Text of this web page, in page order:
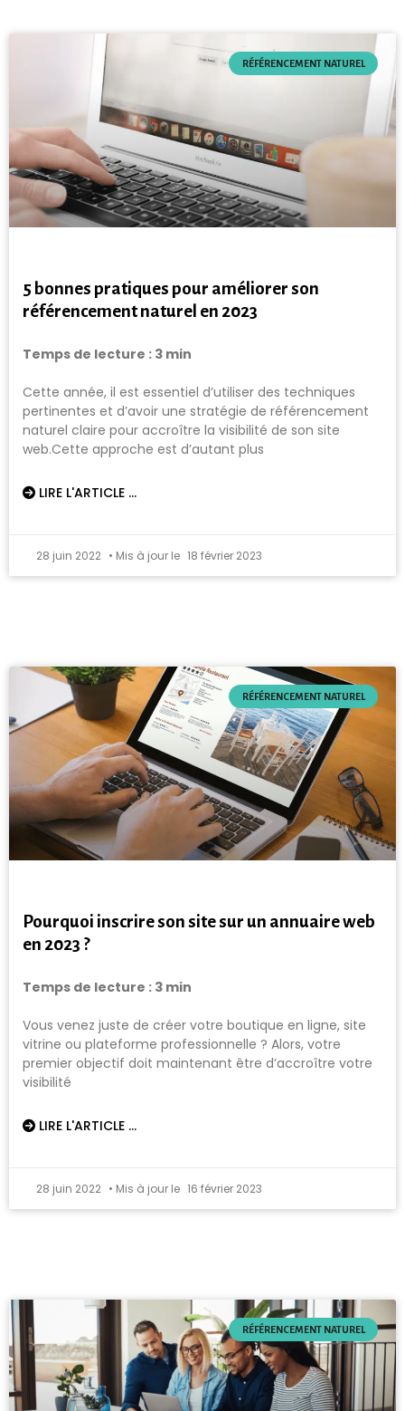
RÉFÉRENCEMENT NATUREL
5 bonnes pratiques pour améliorer son
référencement naturel en 2023
Temps de lecture : 3 min
Cette année, il est essentiel d’utiliser des techniques
pertinentes et d’avoir une stratégie de référencement
naturel claire pour accroître la visibilité de son site
web.Cette approche est d’autant plus
LIRE L'ARTICLE ...
28 juin 2022 18 février 2023
RÉFÉRENCEMENT NATUREL
Pourquoi inscrire son site sur un annuaire web
en 2023 ?
Temps de lecture : 3 min
Vous venez juste de créer votre boutique en ligne, site
vitrine ou plateforme professionnelle ? Alors, votre
premier objectif doit maintenant être d’accroître votre
visibilité
LIRE L'ARTICLE ...
28 juin 2022 16 février 2023
RÉFÉRENCEMENT NATUREL